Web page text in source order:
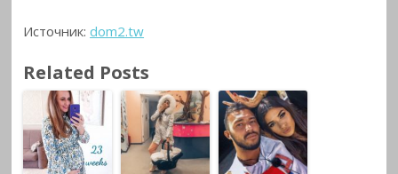
Источник:dom2.tw
Related Posts